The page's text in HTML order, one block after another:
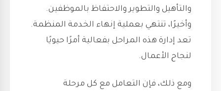
والتأهيل والتطوير والاحتفاظ بالموظفين.
وأخيرًا، تنتهي بعملية إنهاء الخدمة المنظمة.
تعد إدارة هذه المراحل بفعالية أمرًا حيويًا
لنجاح الأعمال.
ومع ذلك، فإن التعامل مع كل مرحلة